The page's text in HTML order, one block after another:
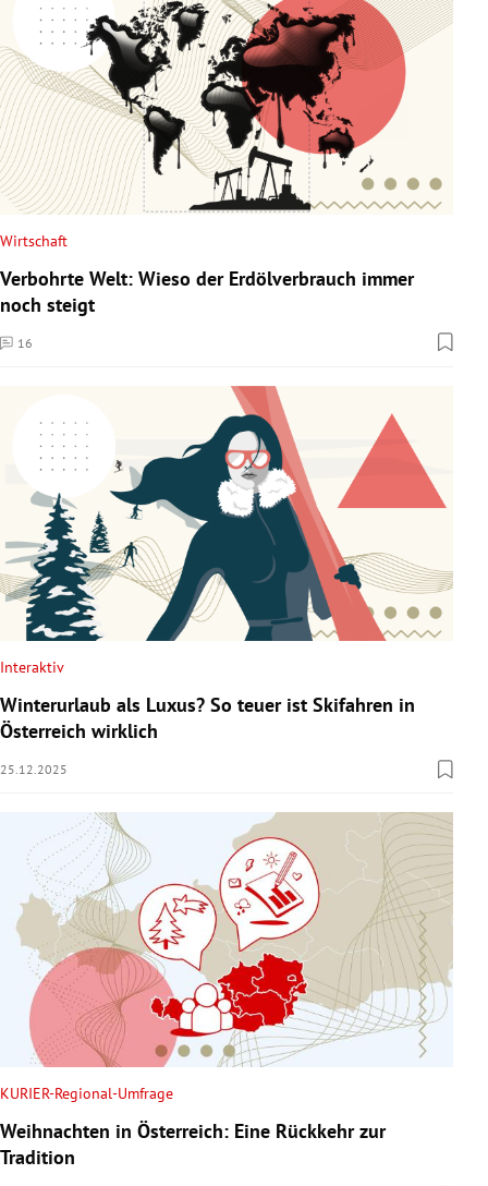
Wirtschaft
Verbohrte Welt: Wieso der Erdölverbrauch immer
noch steigt
16
Kommentare
Interaktiv
Winterurlaub als Luxus? So teuer ist Skifahren in
Österreich wirklich
25.12.2025
KURIER-Regional-Umfrage
Weihnachten in Österreich: Eine Rückkehr zur
Tradition